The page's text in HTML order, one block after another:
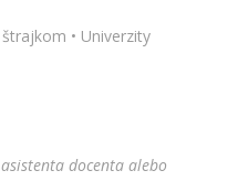
• Univerzity
docenta alebo